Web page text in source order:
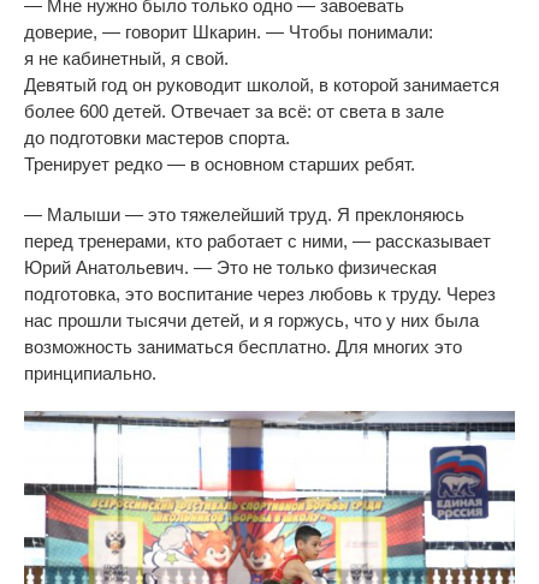
— Мне нужно было только одно — завоевать
доверие, — говорит Шкарин. — Чтобы понимали:
я не кабинетный, я свой.
Девятый год он руководит школой, в которой занимается
более 600 детей. Отвечает за всё: от света в зале
до подготовки мастеров спорта.
Тренирует редко — в основном старших ребят.
— Малыши — это тяжелейший труд. Я преклоняюсь
перед тренерами, кто работает с ними, — рассказывает
Юрий Анатольевич. — Это не только физическая
подготовка, это воспитание через любовь к труду. Через
нас прошли тысячи детей, и я горжусь, что у них была
возможность заниматься бесплатно. Для многих это
принципиально.